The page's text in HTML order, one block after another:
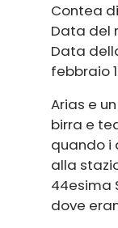
Contea
Data del
Data
febbraio
Arias e
birra e
quando i
alla
44esima
dove